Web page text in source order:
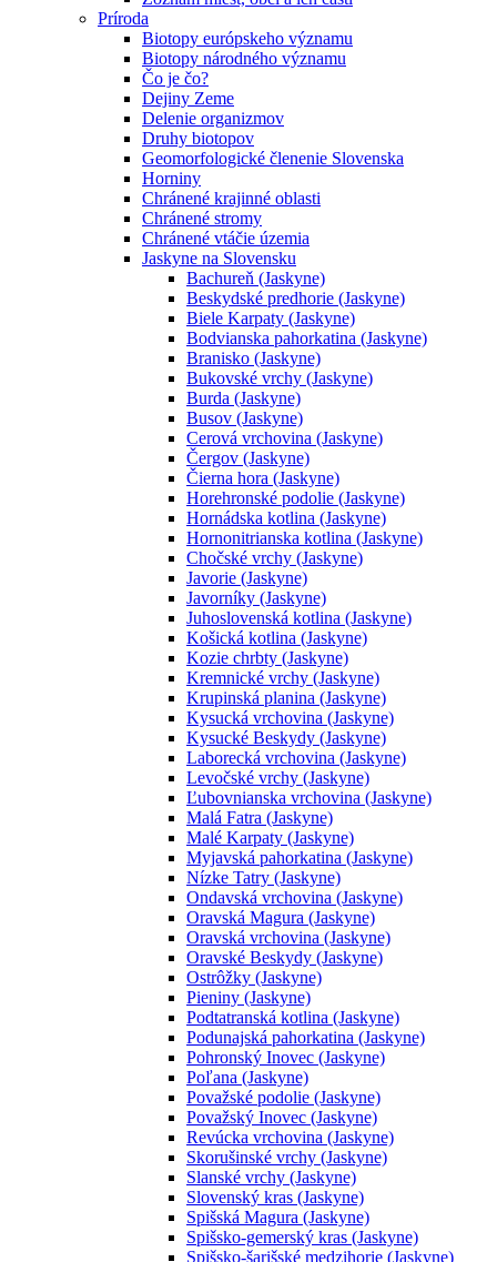
Príroda
Biotopy európskeho významu
Biotopy národného významu
Čo je čo?
Dejiny Zeme
Delenie organizmov
Druhy biotopov
Geomorfologické členenie Slovenska
Horniny
Chránené krajinné oblasti
Chránené stromy
Chránené vtáčie územia
Jaskyne na Slovensku
Bachureň (Jaskyne)
Beskydské predhorie (Jaskyne)
Biele Karpaty (Jaskyne)
Bodvianska pahorkatina (Jaskyne)
Branisko (Jaskyne)
Bukovské vrchy (Jaskyne)
Burda (Jaskyne)
Busov (Jaskyne)
Cerová vrchovina (Jaskyne)
Čergov (Jaskyne)
Čierna hora (Jaskyne)
Horehronské podolie (Jaskyne)
Hornádska kotlina (Jaskyne)
Hornonitrianska kotlina (Jaskyne)
Chočské vrchy (Jaskyne)
Javorie (Jaskyne)
Javorníky (Jaskyne)
Juhoslovenská kotlina (Jaskyne)
Košická kotlina (Jaskyne)
Kozie chrbty (Jaskyne)
Kremnické vrchy (Jaskyne)
Krupinská planina (Jaskyne)
Kysucká vrchovina (Jaskyne)
Kysucké Beskydy (Jaskyne)
Laborecká vrchovina (Jaskyne)
Levočské vrchy (Jaskyne)
Ľubovnianska vrchovina (Jaskyne)
Malá Fatra (Jaskyne)
Malé Karpaty (Jaskyne)
Myjavská pahorkatina (Jaskyne)
Nízke Tatry (Jaskyne)
Ondavská vrchovina (Jaskyne)
Oravská Magura (Jaskyne)
Oravská vrchovina (Jaskyne)
Oravské Beskydy (Jaskyne)
Ostrôžky (Jaskyne)
Pieniny (Jaskyne)
Podtatranská kotlina (Jaskyne)
Podunajská pahorkatina (Jaskyne)
Pohronský Inovec (Jaskyne)
Poľana (Jaskyne)
Považské podolie (Jaskyne)
Považský Inovec (Jaskyne)
Revúcka vrchovina (Jaskyne)
Skorušinské vrchy (Jaskyne)
Slanské vrchy (Jaskyne)
Slovenský kras (Jaskyne)
Spišská Magura (Jaskyne)
Spišsko-gemerský kras (Jaskyne)
Spišsko-šarišské medzihorie (Jaskyne)